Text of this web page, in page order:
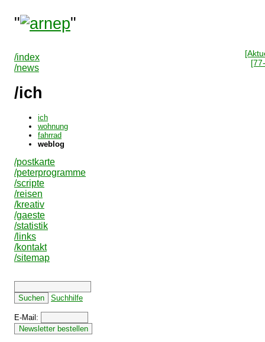
" "
/index
/news
/ich
ich
wohnung
fahrrad
weblog
/postkarte
/peterprogramme
/scripte
/reisen
/kreativ
/gaeste
/statistik
/links
/kontakt
/sitemap
Suchhilfe
E-Mail: